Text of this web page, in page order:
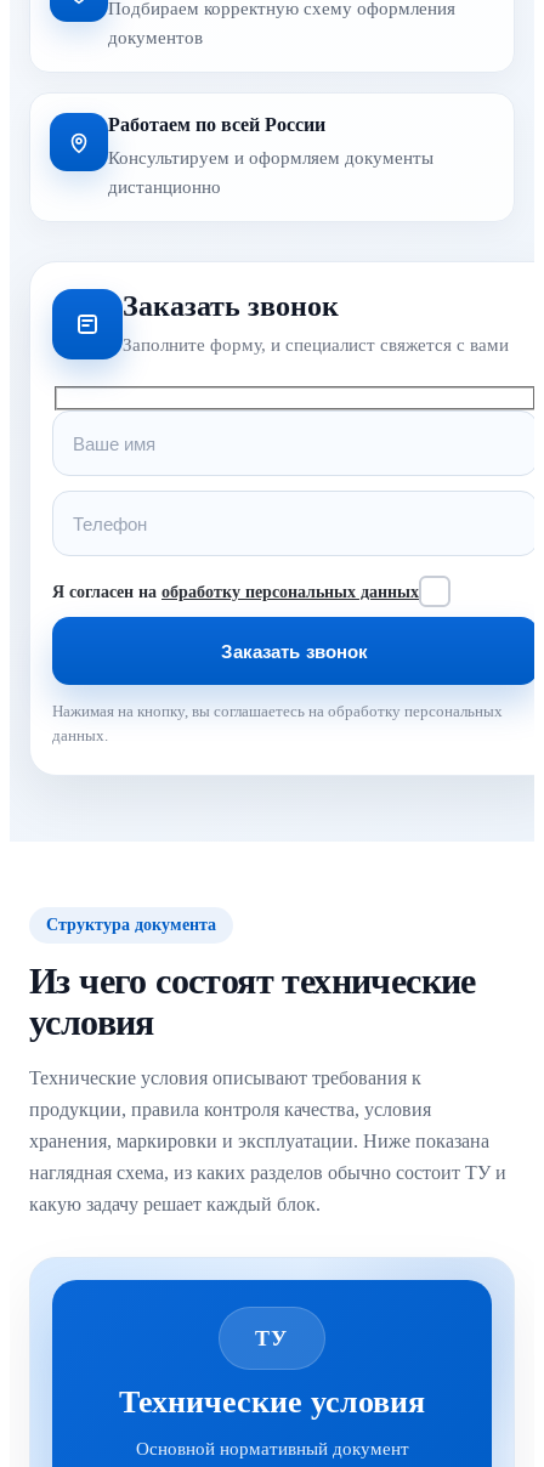
Подбираем корректную схему оформления
документов
Работаем по всей России
Консультируем и оформляем документы
дистанционно
Заказать звонок
Заполните форму, и специалист свяжется с вами
Я согласен на обработку персональных данных
Нажимая на кнопку, вы соглашаетесь на обработку персональных
данных.
Структура документа
Из чего состоят технические
условия
Технические условия описывают требования к
продукции, правила контроля качества, условия
хранения, маркировки и эксплуатации. Ниже показана
наглядная схема, из каких разделов обычно состоит ТУ и
какую задачу решает каждый блок.
ТУ
Технические условия
Основной нормативный документ